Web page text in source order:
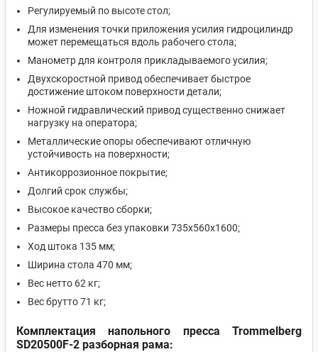
Регулируемый по высоте стол;
Для изменения точки приложения усилия гидроцилиндр
может перемещаться вдоль рабочего стола;
Манометр для контроля прикладываемого усилия;
Двухскоростной привод обеспечивает быстрое
достижение штоком поверхности детали;
Ножной гидравлический привод существенно снижает
нагрузку на оператора;
Металлические опоры обеспечивают отличную
устойчивость на поверхности;
Антикоррозионное покрытие;
Долгий срок службы;
Высокое качество сборки;
Размеры пресса без упаковки 735х560х1600;
Ход штока 135 мм;
Ширина стола 470 мм;
Вес нетто 62 кг;
Вес брутто 71 кг;
Комплектация напольного пресса Trommelberg
SD20500F-2 разборная рама: